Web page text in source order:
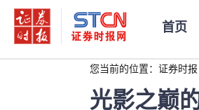
首页
您当前的位置： 证券时报
光影之巅